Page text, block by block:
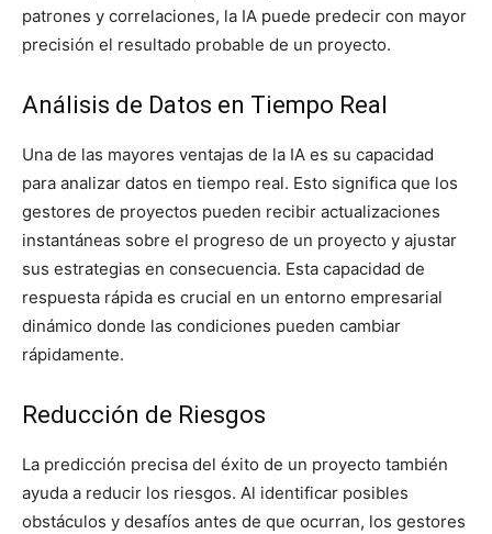
patrones y correlaciones, la IA puede predecir con mayor
precisión el resultado probable de un proyecto.
Análisis de Datos en Tiempo Real
Una de las mayores ventajas de la IA es su capacidad
para analizar datos en tiempo real. Esto significa que los
gestores de proyectos pueden recibir actualizaciones
instantáneas sobre el progreso de un proyecto y ajustar
sus estrategias en consecuencia. Esta capacidad de
respuesta rápida es crucial en un entorno empresarial
dinámico donde las condiciones pueden cambiar
rápidamente.
Reducción de Riesgos
La predicción precisa del éxito de un proyecto también
ayuda a reducir los riesgos. Al identificar posibles
obstáculos y desafíos antes de que ocurran, los gestores